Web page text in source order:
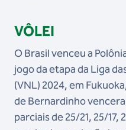
VÔLEI
O Brasil venceu a
jogo da etapa da Liga
(VNL) 2024, em
de Bernardinho
parciais de 25/21, 25/17,